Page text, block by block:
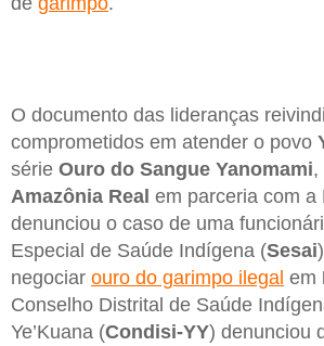
O documento das lideranças
comprometidos em atender o povo
série Ouro do Sangue Yanomami,
Amazônia Real em parceria com a
denunciou o caso de uma
Especial de Saúde Indígena (Sesai
negociar ouro do garimpo ilegal em
Conselho Distrital de Saúde
Ye’Kuana (Condisi-YY) denunciou